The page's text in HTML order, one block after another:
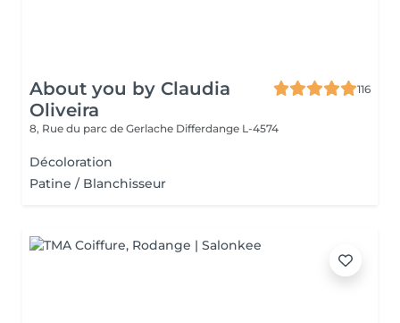
About you by Claudia
Oliveira
116
8, Rue du parc de Gerlache Differdange L-4574
Décoloration
Patine / Blanchisseur